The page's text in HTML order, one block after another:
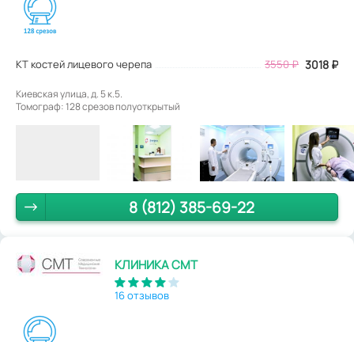
КТ костей лицевого черепа 3550₽ 3018 ₽
Киевская улица, д. 5 к.5.
Томограф: 128 срезов полуоткрытый
8 (812) 385-69-22
КЛИНИКА СМТ
16 отзывов